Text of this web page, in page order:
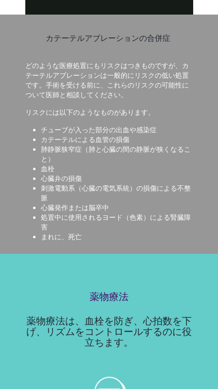
カテーテルアブレーションの合併症
どのような医療処置にもリスクはつきものですが、カ
テーテルアブレーションは一般的にリスクの低い処置
です。手術を受ける前に、これらのリスクの可能性に
ついて医師と相談してください。
リスクには以下のようなものがあります。
チューブが入った部分の出血や感染症
カテーテルによる血管の損傷
肺静脈狭窄症（肺と心臓の間の静脈が狭くなるこ
と）
血栓
心臓弁の損傷
刺激電動系（心臓の電気系統）の損傷による不整
脈
心臓発作または脳卒中
処置中に使用されるヨード（色素）による腎臓障
害
まれに、死亡
薬物療法
薬物療法は、血栓を防ぎ、心拍数を下
げ、リズムをコントロールするのに役
立ちます。